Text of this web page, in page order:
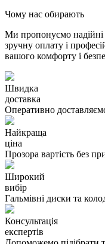
Чому нас обирають
Ми пропонуємо надійні
зручну оплату і
вашого комфорту і
Швидка
доставка
Оперативно
Найкраща
ціна
Прозора вартість без
Широкий
вибір
Гальмівні диски та
Консультація
експертів